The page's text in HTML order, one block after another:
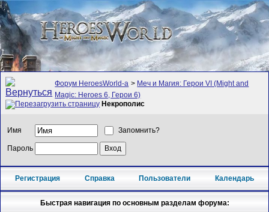
Форум HeroesWorld-а > Меч и Магия: Герои VI (Might and
Magic: Heroes 6, Герои 6)
Некрополис
Имя Запомнить?
Пароль
Регистрация Справка Пользователи Календарь
Быстрая навигация по основным разделам форума: